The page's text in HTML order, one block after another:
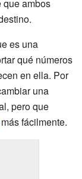
que ambos
es una
qué números
en ella. Por
una
pero que
más fácilmente.